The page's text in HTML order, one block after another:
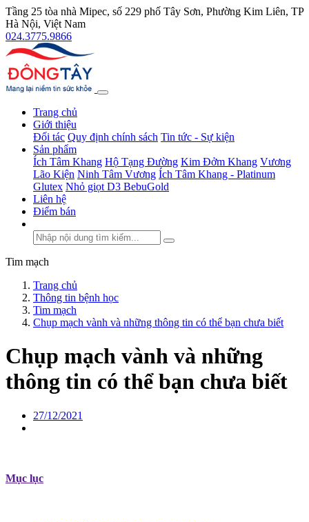
Tầng 25 tòa nhà Mipec, số 229 phố Tây Sơn, Phường Kim Liên, TP
Hà Nội, Việt Nam
024.3775.9866
Trang chủ
Giới thiệu
Đối tác Quy định chính sách Tin tức - Sự kiện
Sản phẩm
Ích Tâm Khang Hộ Tạng Đường Kim Đởm Khang Vương
Lão Kiện Ninh Tâm Vương Ích Tâm Khang - Platinum
Glutex Nhỏ giọt D3 BebuGold
Liên hệ
Điểm bán
Tim mạch
Trang chủ
Thông tin bệnh học
Tim mạch
Chụp mạch vành và những thông tin có thể bạn chưa biết
Chụp mạch vành và những
thông tin có thể bạn chưa biết
27/12/2021
Mục lục